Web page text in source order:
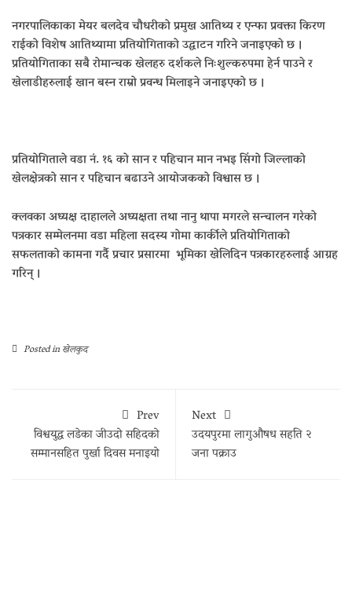
नगरपालिकाका मेयर बलदेव चौधरीको प्रमुख आतिथ्य र एन्फा प्रवक्ता किरण
राईको विशेष आतिथ्यामा प्रतियोगिताको उद्घाटन गरिने जनाइएको छ ।
प्रतियोगिताका सबै रोमान्चक खेलहरु दर्शकले निःशुल्करुपमा हेर्न पाउने र
खेलाडीहरुलाई खान बस्न राम्रो प्रवन्ध मिलाइने जनाइएको छ ।
प्रतियोगिताले वडा नं. १६ को सान र पहिचान मान नभइ सिंगो जिल्लाको
खेलक्षेत्रको सान र पहिचान बढाउने आयोजकको विश्वास छ ।
क्लवका अध्यक्ष दाहालले अध्यक्षता तथा नानु थापा मगरले सन्चालन गरेको
पत्रकार सम्मेलनमा वडा महिला सदस्य गोमा कार्कीले प्रतियोगिताको
सफलताको कामना गर्दै प्रचार प्रसारमा भूमिका खेलिदिन पत्रकारहरुलाई आग्रह
गरिन् ।
Posted inखेलकुद
Prev
विश्वयुद्ध लडेका जीउदो सहिदको
सम्मानसहित पुर्खा दिवस मनाइयो
Next
उदयपुरमा लागुऔषध सहति २
जना पक्राउ